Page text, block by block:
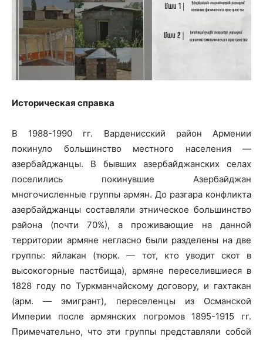
Историческая справка
В 1988-1990 гг. Варденисский район Армении
покинуло большинство местного населения —
азербайджанцы. В бывших азербайджанских селах
поселились покинувшие Азербайджан
многочисленные группы армян. До разгара конфликта
азербайджанцы составляли этническое большинство
района (почти 70%), а проживающие на данной
территории армяне негласно были разделены на две
группы: яйлакан (тюрк. — тот, кто уводит скот в
высокогорные пастбища), армяне переселившиеся в
1828 году по Туркманчайскому договору, и гахтакан
(арм. — эмигрант), переселенцы из Османской
Империи после армянских погромов 1895-1915 гг.
Примечательно, что эти группы представляли собой